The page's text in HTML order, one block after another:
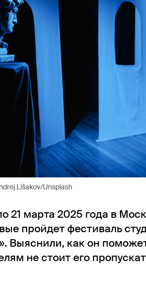
Lišakov/Unsplash
21 марта 2025 года в
пройдет фестиваль
Выяснили, как он
не стоит его